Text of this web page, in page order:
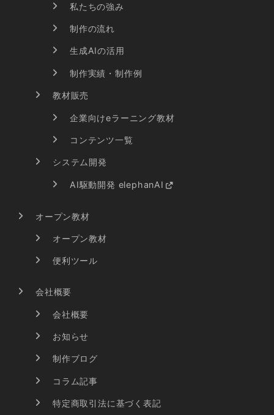
私たちの強み
制作の流れ
生成AIの活用
制作実績・制作例
教材販売
企業向けeラーニング教材
コンテンツ一覧
システム開発
AI駆動開発 elephanAI
オープン教材
オープン教材
便利ツール
会社概要
会社概要
お知らせ
制作ブログ
コラム記事
特定商取引法に基づく表記